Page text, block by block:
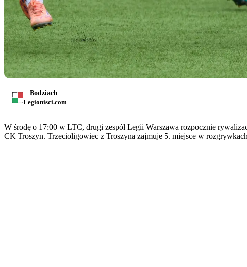
Bodziach
Legionisci.com
W środę o 17:00 w LTC, drugi zespół Legii Warszawa rozpocznie
CK Troszyn. Trzecioligowiec z Troszyna zajmuje 5. miejsce w